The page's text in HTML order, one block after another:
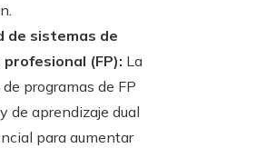
de sistemas de
(FP): La
programas de FP
de aprendizaje dual
para aumentar